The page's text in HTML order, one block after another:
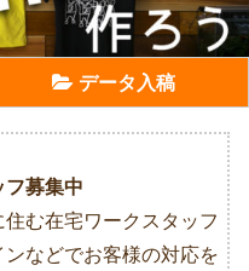
データ入稿
フ募集中
む在宅ワークスタッフ
などでお客様の対応を